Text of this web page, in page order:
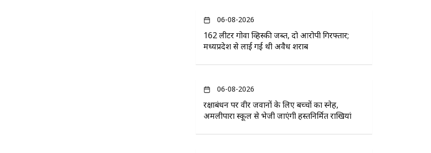
06-08-2026
162 लीटर गोवा व्हिस्की जब्त, दो आरोपी गिरफ्तार;
मध्यप्रदेश से लाई गई थी अवैध शराब
06-08-2026
रक्षाबंधन पर वीर जवानों के लिए बच्चों का स्नेह,
अमलीपारा स्कूल से भेजी जाएंगी हस्तनिर्मित राखियां